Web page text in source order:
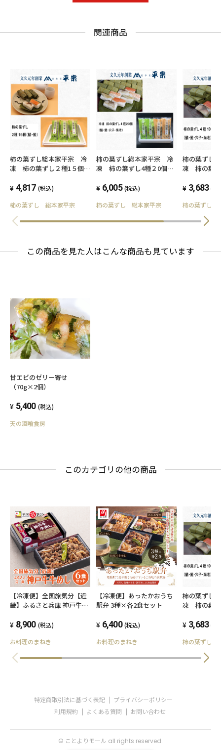
関連商品
柿の葉ずし総本家平宗 冷
凍 柿の葉ずし２種1５個
4,817 (税込)
柿の葉ずし 総本家平宗
柿の葉ずし総本家平宗 冷
凍 柿の葉ずし4種２0個
6,005 (税込)
柿の葉ずし 総本家平宗
柿の葉ずし
凍 柿の葉
3,683 (税
柿の葉ずし
この商品を見た人はこんな商品も見ています
甘エビのゼリー寄せ
（70g×2個）
5,400 (税込)
天の酒喰食房
このカテゴリの他の商品
【冷凍便】全国旅気分【近
畿】ふるさと兵庫 神戸牛牛
8,900 (税込)
お料理のまねき
【冷凍便】あったかおうち
駅弁 3種×各2食セット
6,400 (税込)
お料理のまねき
柿の葉ずし
凍 柿の葉
3,683 (税
柿の葉ずし
特定商取引法に基づく表記
プライバシーポリシー
利用規約
よくある質問 お問い合わせ
© ことよりモール all rights reserved.